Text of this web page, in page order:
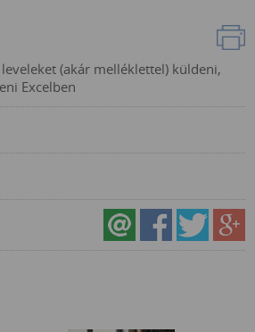
(akár melléklettel) küldeni,
Excelben